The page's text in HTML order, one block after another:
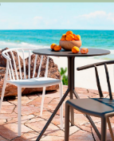
places et 2